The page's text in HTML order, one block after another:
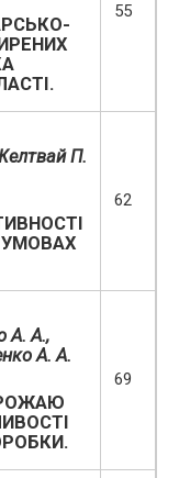
55
П.
62
А. А.,
А. А.
69